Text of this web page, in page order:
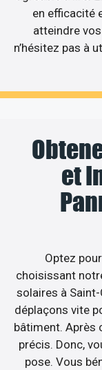
en efficacité
atteindre
n’hésitez pas à
et
Optez
choisissant
solaires à
déplaçons vite
bâtiment. Après
précis. Donc,
pose. Vous